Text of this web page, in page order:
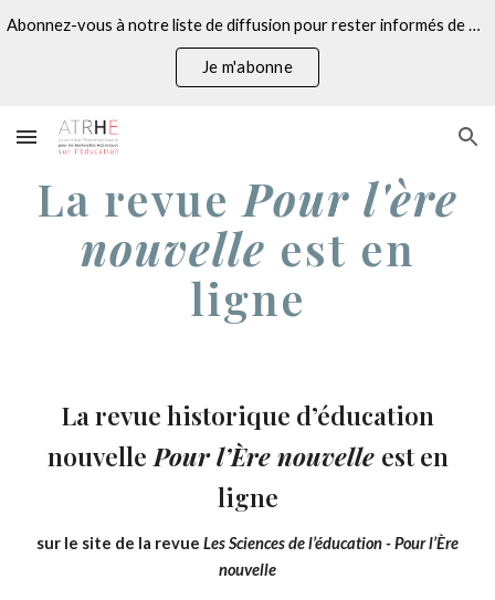
Abonnez-vous à notre liste de diffusion pour rester informés de nos actualités
Je m'abonne
La revue Pour l'ère
nouvelle est en
ligne
La revue historique d’éducation
nouvelle Pour l’Ère nouvelle est en
ligne
sur le site de la revue Les Sciences de l’éducation -Pour l’Ère
nouvelle